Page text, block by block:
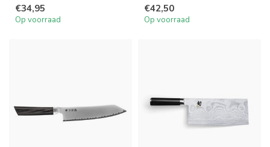
levensmiddel...
€34,95
Op voorraad
60...
€42,50
Op voorraad